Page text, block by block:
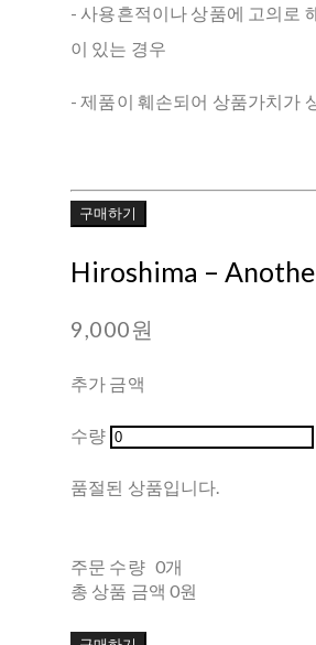
- 사용흔적이나 상품에 고의로
이 있는 경우
- 제품이 훼손되어 상품가치가
구매하기
Hiroshima ‎–
9,000원
추가 금액
수량
품절된 상품입니다.
주문 수량 0개
총 상품 금액 0원